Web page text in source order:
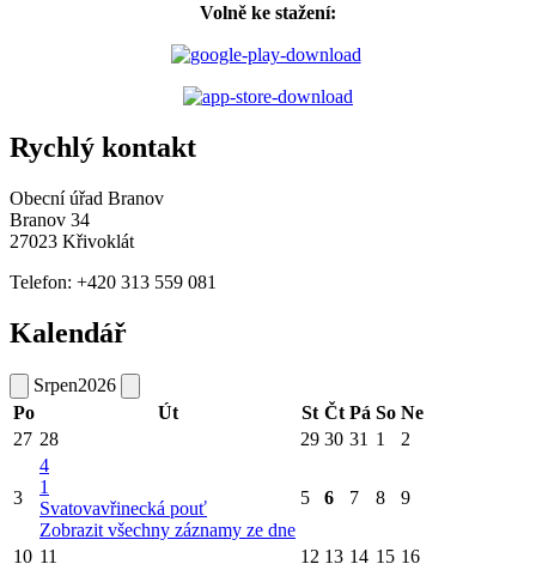
Volně ke stažení:
Rychlý kontakt
Obecní úřad Branov
Branov 34
27023 Křivoklát
Telefon: +420 313 559 081
Kalendář
Srpen2026
Po
Út St Čt Pá So Ne
27 28 29 30 31 1 2
3
4
1
Svatovavřinecká pouť
Zobrazit všechny záznamy ze dne
5 6 7 8 9
10 11 12 13 14 15 16